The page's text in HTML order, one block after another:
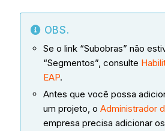
OBS.
Se o link “Subobras” não
“Segmentos”, consulte
EAP.
Antes que você possa
um projeto, o Administrador
empresa precisa adicionar